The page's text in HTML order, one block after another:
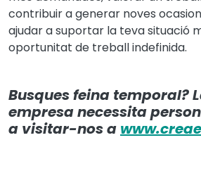
contribuir a generar noves
ajudar a suportar la teva situació
oportunitat de treball indefinida.
Busques feina temporal?
empresa necessita
a visitar-nos a